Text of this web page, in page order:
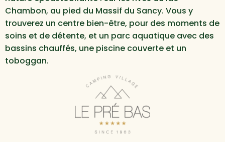
Chambon, au pied du Massif du Sancy. Vous y
trouverez un centre bien-être, pour des moments de
soins et de détente, et un parc aquatique avec des
bassins chauffés, une piscine couverte et un
toboggan.